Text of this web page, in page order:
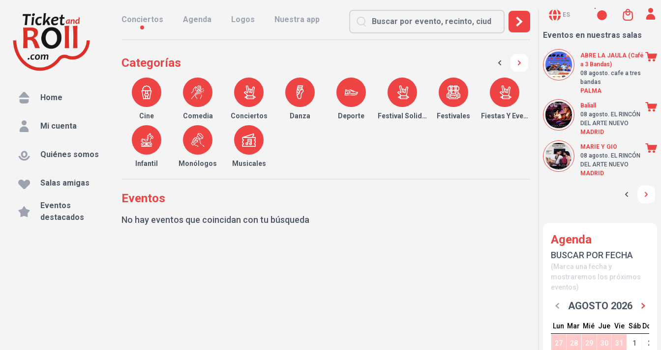
Home
Mi cuenta
Quiénes somos
Salas amigas
Eventos
destacados
Conciertos Agenda Logos Nuestra app
Categorías
Cine Comedia Conciertos Danza Deporte Festival Solidario Festivales Fiestas Y Eventos
Infantil Monólogos Musicales
Eventos
No hay eventos que coincidan con tu búsqueda
ES
Eventos en nuestras salas
ABRE LA JAULA (Café
a 3 Bandas)
08 agosto. cafe a tres
bandas
PALMA
Baliall
08 agosto. EL RINCÓN
DEL ARTE NUEVO
MADRID
MARIE Y GIO
08 agosto. EL RINCÓN
DEL ARTE NUEVO
MADRID
Agenda
BUSCAR POR FECHA
(Marca una fecha y
mostraremos los próximos
eventos)
AGOSTO 2026
Lun Mar Mié Jue Vie Sáb Dom
27 28 29 30 31 1 2